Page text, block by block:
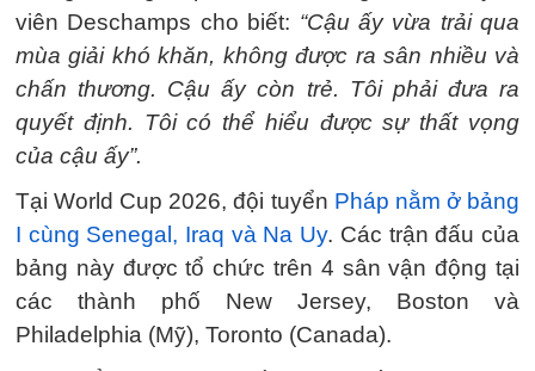
viên Deschamps cho biết: “Cậu ấy vừa trải qua
mùa giải khó khăn, không được ra sân nhiều và
chấn thương. Cậu ấy còn trẻ. Tôi phải đưa ra
quyết định. Tôi có thể hiểu được sự thất vọng
của cậu ấy”.
Tại World Cup 2026, đội tuyển Pháp nằm ở bảng
I cùng Senegal, Iraq và Na Uy. Các trận đấu của
bảng này được tổ chức trên 4 sân vận động tại
các thành phố New Jersey, Boston và
Philadelphia (Mỹ), Toronto (Canada).